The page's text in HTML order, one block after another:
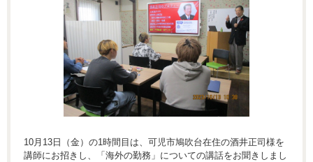
10月13日（金）の1時間目は、可児市鳩吹台在住の酒井正司様を
講師にお招きし、「海外の勤務」についての講話をお聞きしまし